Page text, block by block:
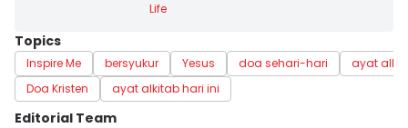
Life
Topics
Inspire Me bersyukur Yesus doa sehari-hari
ayat
Doa Kristen
ayat alkitab hari ini
Editorial Team